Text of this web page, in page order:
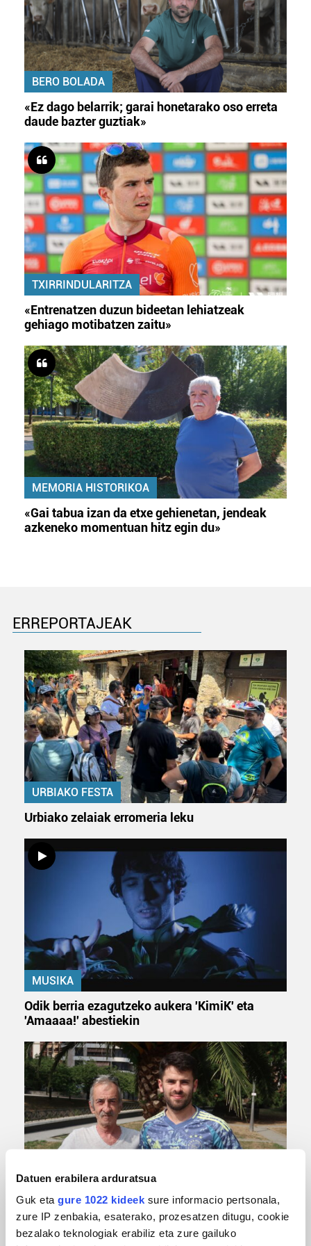
Datuen erabilera arduratsua
Guk eta gure 1022 kideek sure informacio pertsonala,
zure IP zenbakia, esaterako, prozesatzen ditugu, cookie
bezalako teknologiak erabiliz eta zure gailuko
BERO BOLADA
«Ez dago belarrik; garai honetarako oso erreta
daude bazter guztiak»
TXIRRINDULARITZA
«Entrenatzen duzun bideetan lehiatzeak
gehiago motibatzen zaitu»
MEMORIA HISTORIKOA
«Gai tabua izan da etxe gehienetan, jendeak
azkeneko momentuan hitz egin du»
ERREPORTAJEAK
URBIAKO FESTA
Urbiako zelaiak erromeria leku
MUSIKA
Odik berria ezagutzeko aukera 'KimiK' eta
'Amaaaa!' abestiekin
MUSA
Euxebio eta Ekaitz Zabala: Zumarragako mus
txapelketa irabazi duten aita-semeak